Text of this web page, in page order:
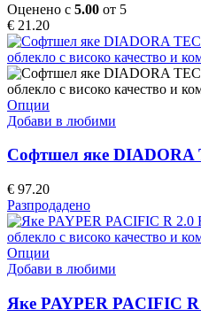
options
be
chosen
on
the
product
page
Оценено с 5.00 от 5
€ 21.20
Опции
product
multiple
The
options
may
be
chosen
on
the
product
page
Добави в любими
Софтшел яке DIADORA
€ 97.20
Разпродадено
Опции
product
multiple
variants.
Добави в любими
Яке PAYPER PACIFIC